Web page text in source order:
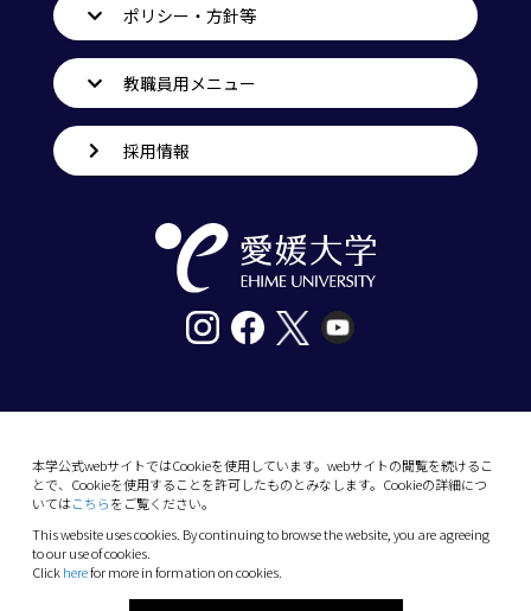
本学公式webサイトではCookieを使用しています。webサイトの閲覧を続けるこ
とで、Cookieを使用することを許可したものとみなします。Cookieの詳細につ
いてはこちらをご覧ください。
This website uses cookies. By continuing to browse the website, you are agreeing
to our use of cookies.
Clickherefor more in formation on cookies.
ポリシー・方針等
教職員用メニュー
採用情報
10-13 Dogo-Himata, Matsuyama, Ehime 790-
Phone: +81 89-927-9000